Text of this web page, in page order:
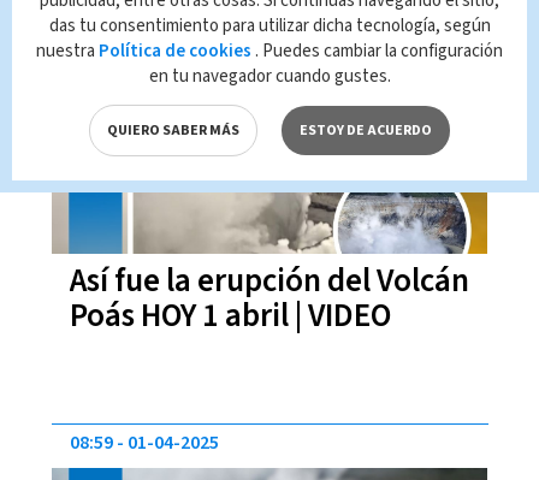
Así fue la erupción del Volcán
Poás HOY 1 abril | VIDEO
11:53 01-04-2025
08:59 01-04-2025
das tu consentimiento para utilizar dicha tecnología, según
nuestra Política de cookies . Puedes cambiar la configuración
en tu navegador cuando gustes.
QUIERO SABER MÁS ESTOY DE ACUERDO